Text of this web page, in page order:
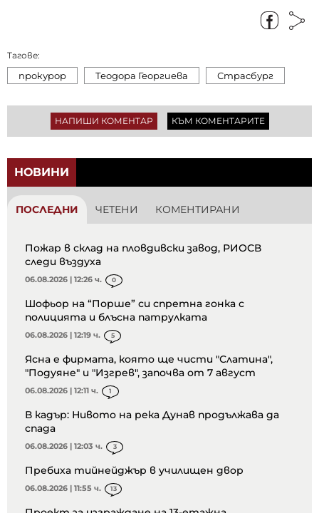
Тагове:
прокурор Теодора Георгиева Страсбург
НАПИШИ КОМЕНТАР КЪМ КОМЕНТАРИТЕ
НОВИНИ
ПОСЛЕДНИ ЧЕТЕНИ КОМЕНТИРАНИ
Пожар в склад на пловдивски завод, РИОСВ
следи въздуха
06.08.2026 | 12:26 ч. 0
Шофьор на “Порше” си спретна гонка с
полицията и блъсна патрулката
06.08.2026 | 12:19 ч. 5
Ясна е фирмата, която ще чисти "Слатина",
"Подуяне" и "Изгрев", започва от 7 август
06.08.2026 | 12:11 ч. 1
В кадър: Нивото на река Дунав продължава да
спада
06.08.2026 | 12:03 ч. 3
Пребиха тийнейджър в училищен двор
06.08.2026 | 11:55 ч. 13